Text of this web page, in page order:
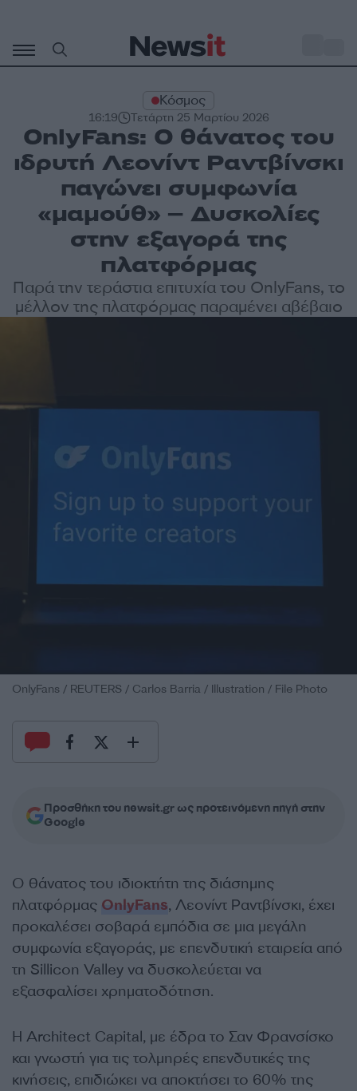
περιεχόμενο
Κόσμος
16:19 Τετάρτη 25 Μαρτίου 2026
OnlyFans: Ο θάνατος του
ιδρυτή Λεονίντ Ραντβίνσκι
παγώνει συμφωνία
«μαμούθ» – Δυσκολίες
στην εξαγορά της
πλατφόρμας
Παρά την τεράστια επιτυχία του OnlyFans, το
μέλλον της πλατφόρμας παραμένει αβέβαιο
OnlyFans / REUTERS / Carlos Barria / Illustration / File Photo
Προσθήκη του newsit.gr ως προτεινόμενη πηγή στην
Google
Ο θάνατος του ιδιοκτήτη της διάσημης
πλατφόρμας OnlyFans, Λεονίντ Ραντβίνσκι, έχει
προκαλέσει σοβαρά εμπόδια σε μια μεγάλη
συμφωνία εξαγοράς, με επενδυτική εταιρεία από
τη Sillicon Valley να δυσκολεύεται να
εξασφαλίσει χρηματοδότηση.
Η Architect Capital, με έδρα το Σαν Φρανσίσκο
και γνωστή για τις τολμηρές επενδυτικές της
κινήσεις, επιδιώκει να αποκτήσει το 60% της